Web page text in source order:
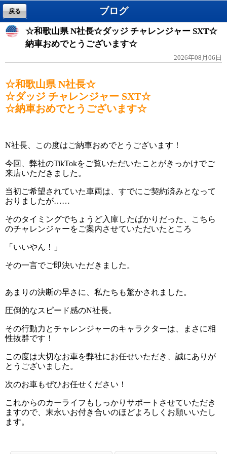
ブログ
戻る
☆和歌山県 N社長☆ダッジ チャレンジャー SXT☆
納車おめでとうございます☆
2026年08月06日
☆和歌山県 N社長☆
☆ダッジ チャレンジャー SXT☆
☆納車おめでとうございます☆
N社長、この度はご納車おめでとうございます！
今回、弊社のTikTokをご覧いただいたことがきっかけでご
来店いただきました。
当初ご希望されていた車両は、すでにご契約済みとなって
おりましたが……
そのタイミングでちょうど入庫したばかりだった、こちら
のチャレンジャーをご案内させていただいたところ
「いいやん！」
その一言でご即決いただきました。
あまりの決断の早さに、私たちも驚かされました。
圧倒的なスピード感のN社長。
その行動力とチャレンジャーのキャラクターは、まさに相
性抜群です！
この度は大切なお車を弊社にお任せいただき、誠にありが
とうございました。
次のお車もぜひお任せください！
これからのカーライフもしっかりサポートさせていただき
ますので、末永いお付き合いのほどよろしくお願いいたし
ます。